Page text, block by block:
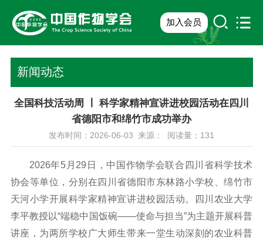
加入会员
新闻动态
全国科技活动周 ￜ 科学家精神宣讲进校园活动在四川
省德阳市和绵竹市成功举办
发布时间：2026-06-03 来源： 阅读量： 131
2026年5月29日，中国作物学会联合四川省科学技术
协会等单位，分别在四川省德阳市东林路小学校、绵竹市
天河小学开展科学家精神宣讲进校园活动。四川农业大学
李平教授以“端稳中国饭碗——使命与担当”为主题开展科普
讲座，为两所学校广大师生带来一堂生动深刻的农业科普